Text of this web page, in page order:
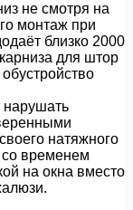
не смотря на
монтаж при
близко 2000
для штор
нарушать
натяжного
со временем
на окна вместо